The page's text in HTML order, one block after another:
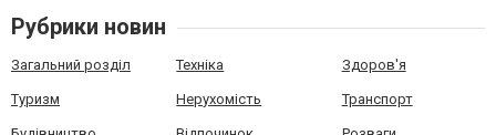
Рубрики новин
Загальний розділ Техніка Здоров'я
Туризм Нерухомість Транспорт